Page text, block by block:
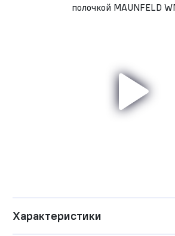
полочкой MAUNFELD
Характеристики